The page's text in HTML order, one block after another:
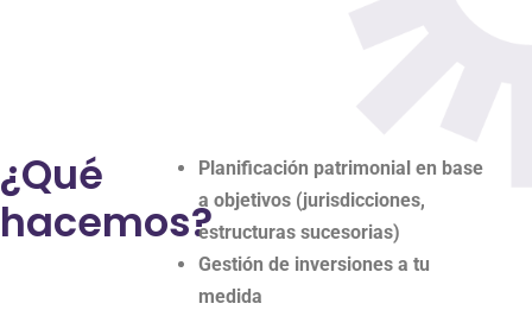
¿Qué
hacemos?
Planificación patrimonial en base
a objetivos (jurisdicciones,
estructuras sucesorias)
Gestión de inversiones a tu
medida